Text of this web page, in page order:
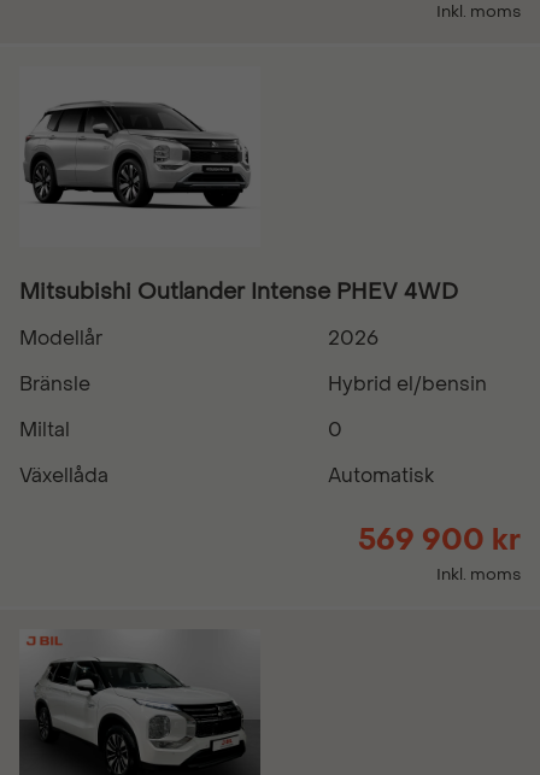
Inkl. moms
Mitsubishi Outlander Intense PHEV 4WD
Modellår
2026
Bränsle
Hybrid el/bensin
Miltal
0
Växellåda
Automatisk
569 900 kr
Inkl. moms